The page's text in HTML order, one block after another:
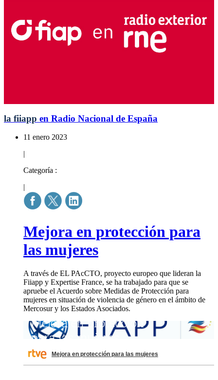
la fiiapp en Radio Nacional de España
11 enero 2023
|
Categoría :
|
Mejora en protección para
las mujeres
A través de EL PAcCTO, proyecto europeo que lideran la
Fiiapp y Expertise France, se ha trabajado para que se
apruebe el Acuerdo sobre Medidas de Protección para
mujeres en situación de violencia de género en el ámbito de
Mercosur y los Estados Asociados.
Mejora en protección para las mujeres